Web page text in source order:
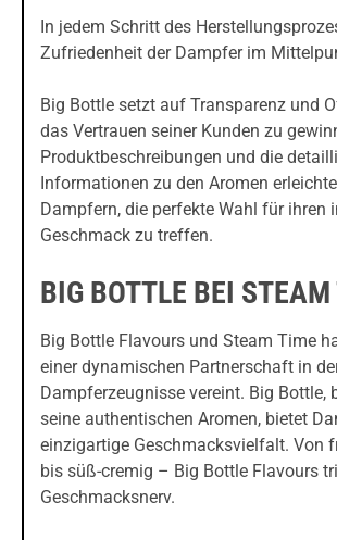
In jedem Schritt des
Zufriedenheit der Dampfer im
Big Bottle setzt auf Transparenz und
das Vertrauen seiner Kunden zu
Produktbeschreibungen und die
Informationen zu den Aromen
Dampfern, die perfekte Wahl für ihren
Geschmack zu treffen.
BIG BOTTLE BEI
Big Bottle Flavours und Steam Time
einer dynamischen Partnerschaft in
Dampferzeugnisse vereint. Big Bottle,
seine authentischen Aromen, bietet
einzigartige Geschmacksvielfalt. Von
bis süß-cremig – Big Bottle Flavours
Geschmacksnerv.